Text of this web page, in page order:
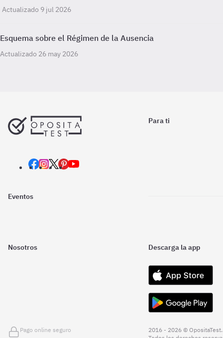
Actualizado 9 jul 2026
Esquema sobre el Régimen de la Ausencia
Actualizado 26 may 2026
Para ti
Eventos
Nosotros Descarga la app
Pago online seguro
2016 - 2026 © OpositaTest.